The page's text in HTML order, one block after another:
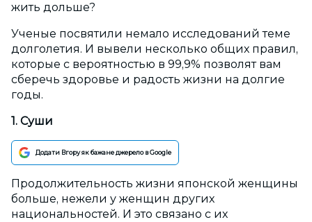
жить дольше?
Ученые посвятили немало исследований теме
долголетия. И вывели несколько общих правил,
которые с вероятностью в 99,9% позволят вам
сберечь здоровье и радость жизни на долгие
годы.
1. Суши
Додати Вгору як бажане джерело в Google
Продолжительность жизни японской женщины
больше, нежели у женщин других
национальностей. И это связано с их